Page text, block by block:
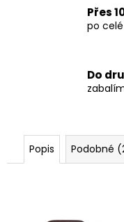
Přes
po
Do
Popis Podobné